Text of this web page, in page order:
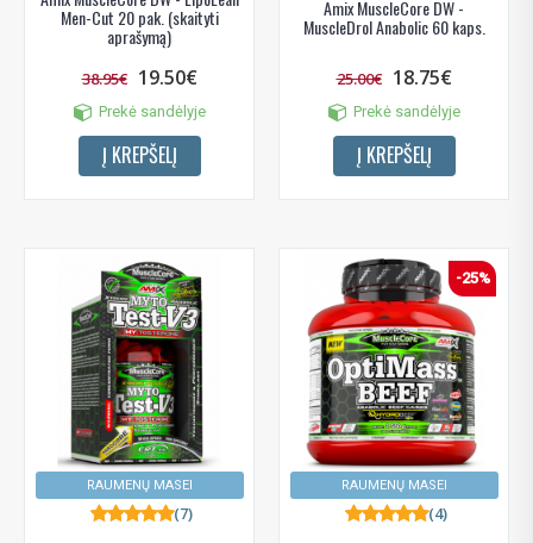
Men-Cut 20 pak. (skaityti
aprašymą)
38.95€ 19.50€
Prekė sandėlyje
Į KREPŠELĮ
Amix MuscleCore DW -
MuscleDrol Anabolic 60 kaps.
25.00€ 18.75€
Prekė sandėlyje
Į KREPŠELĮ
RAUMENŲ MASEI
(7)
RAUMENŲ MASEI
-25%
(4)